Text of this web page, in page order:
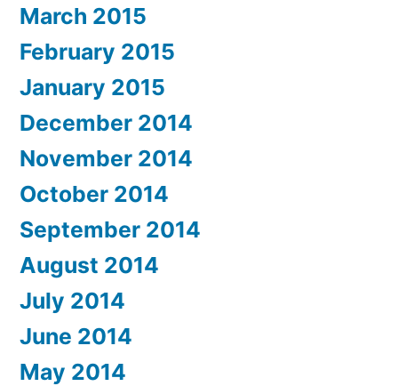
March 2015
February 2015
January 2015
December 2014
November 2014
October 2014
September 2014
August 2014
July 2014
June 2014
May 2014